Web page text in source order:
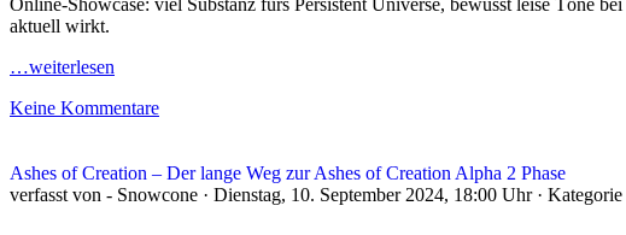
Online-Showcase: viel Substanz fürs Persistent Universe, bewusst leise Töne bei
aktuell wirkt.
…weiterlesen
Keine Kommentare
Ashes of Creation – Der lange Weg zur Ashes of Creation Alpha 2 Phase
verfasst von - Snowcone · Dienstag, 10. September 2024, 18:00 Uhr · Kategorie